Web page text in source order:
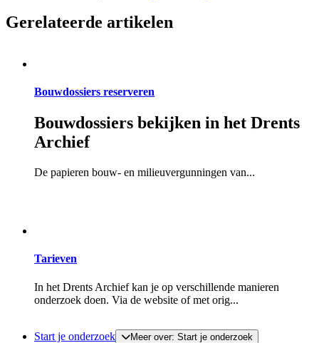
Gerelateerde artikelen
Bouwdossiers reserveren
Bouwdossiers bekijken in het Drents
Archief
De papieren bouw- en milieuvergunningen van...
Tarieven
In het Drents Archief kan je op verschillende manieren
onderzoek doen. Via de website of met orig...
Start je onderzoek Meer over: Start je onderzoek